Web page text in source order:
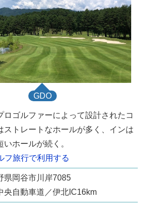
GDO
ロゴルファーによって設計されたコ
ストレートなホールが多く、インは
いホールが続く。
フ旅行で利用する
県岡谷市川岸7085
央自動車道／伊北IC16km